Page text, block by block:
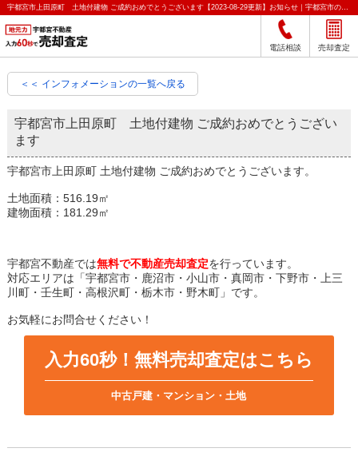
宇都宮市上田原町 土地付建物 ご成約おめでとうございます【2023-08-29更新】お知らせ｜宇都宮市の不動産をクイック売却査定｜宇都宮不動産
電話相談 売却査定
＜＜ インフォメーションの一覧へ戻る
宇都宮市上田原町 土地付建物 ご成約おめでとうござい
ます
宇都宮市上田原町 土地付建物 ご成約おめでとうございます。
土地面積：516.19㎡
建物面積：181.29㎡
宇都宮不動産では無料で不動産売却査定を行っています。
対応エリアは「宇都宮市・鹿沼市・小山市・真岡市・下野市・上三
川町・壬生町・高根沢町・栃木市・野木町」です。
お気軽にお問合せください！
入力60秒！無料売却査定はこちら
中古戸建・マンション・土地